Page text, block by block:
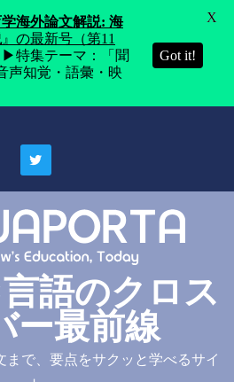
語のクロス
ー最前線
まで、要点をサクッと学べるサイ
海外論文解説: 海
』の最新号（第11
特集テーマ：「聞
声知覚・語彙・映
Got it!
X